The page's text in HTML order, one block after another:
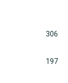
306
197